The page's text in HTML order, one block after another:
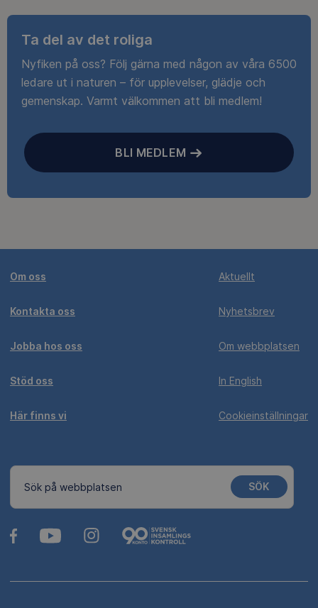
Ta del av det roliga
Nyfiken på oss? Följ gärna med någon av våra 6500
ledare ut i naturen – för upplevelser, glädje och
gemenskap. Varmt välkommen att bli medlem!
BLI MEDLEM
Om oss
Kontakta oss
Jobba hos oss
Stöd oss
Här finns vi
Aktuellt
Nyhetsbrev
Om webbplatsen
In English
Cookieinställningar
Sök på webbplatsen SÖK